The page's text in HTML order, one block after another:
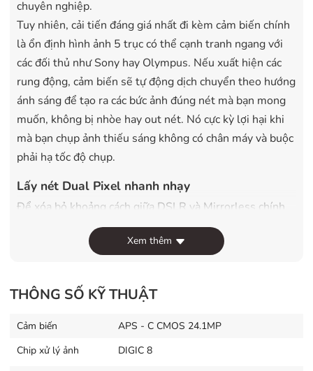
chuyên nghiệp.
Tuy nhiên, cải tiến đáng giá nhất đi kèm cảm biến chính
là ổn định hình ảnh 5 trục có thể cạnh tranh ngang với
các đối thủ như Sony hay Olympus. Nếu xuất hiện các
rung động, cảm biến sẽ tự động dịch chuyển theo hướng
ánh sáng để tạo ra các bức ảnh đúng nét mà bạn mong
muốn, không bị nhòe hay out nét. Nó cực kỳ lợi hại khi
mà bạn chụp ảnh thiếu sáng không có chân máy và buộc
phải hạ tốc độ chụp.
Lấy nét Dual Pixel nhanh nhạy
Để xóa bỏ khoảng cách giữa DSLR và Mirrorless chính
là việc lấy nét chậm,máy ảnh Canon EOS M50
nghệ lấy nét Dual Pixel vốn từng xuất hiện ở các dòng
Dual Pixel AF có thể phát hiện, khóa nét và theo sát các
đối tượng chuyển động ở tốc độ cực cao, giúp cho bạn
chụp được những khoảng khắc chuyển động quý giá và
thể.
Xem thêm
THÔNG SỐ KỸ THUẬT
Cảm biến
APS - C CMOS 24.1MP
Chip xử lý ảnh
DIGIC 8